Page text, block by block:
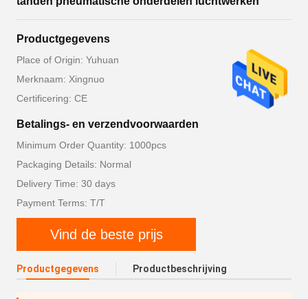
Productgegevens
Place of Origin: Yuhuan
Merknaam: Xingnuo
Certificering: CE
Betalings- en verzendvoorwaarden
Minimum Order Quantity: 1000pcs
Packaging Details: Normal
Delivery Time: 30 days
Payment Terms: T/T
Vind de beste prijs
Productgegevens Productbeschrijving